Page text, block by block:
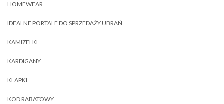
HOMEWEAR
IDEALNE PORTALE DO SPRZEDAŻY UBRAŃ
KAMIZELKI
KARDIGANY
KLAPKI
KOD RABATOWY